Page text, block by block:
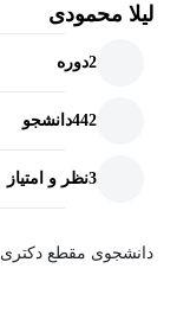
لیلا محمودی
2دوره
442دانشجو
3نظر و امتیاز
دانشجوی مقطع دکتری